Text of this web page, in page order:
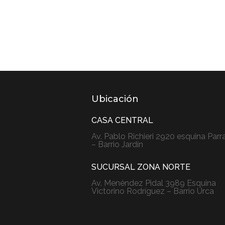
Ubicación
CASA CENTRAL
Av. Pablo Richieri 2920 esquina
– Barrio Jardín
SUCURSAL ZONA NORTE
Av. Menéndez Pidal 3989 Esquina
Victorino Rodríguez – Barrio Urca